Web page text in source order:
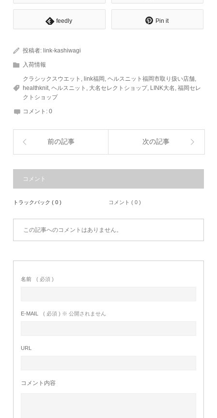
feedly Pin it
投稿者: link-kashiwagi
入荷情報
クラシックスウエット , link福岡 ,ヘルスニット福岡市取り扱い店舗,
healthknit,ヘルスニット , 大名セレクトショップ, LINK大名 ,福岡セレ
クトショップ
コメント:0
前の記事 次の記事
コメント
トラックバック ( 0 ) コメント ( 0 )
この記事へのコメントはありません。
名前 ( 必須 )
E-MAIL ( 必須 ) ※ 公開されません
URL
コメント内容